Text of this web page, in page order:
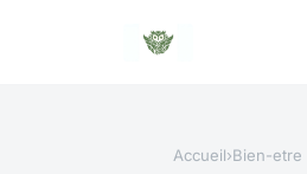
Accueil›Bien-etre